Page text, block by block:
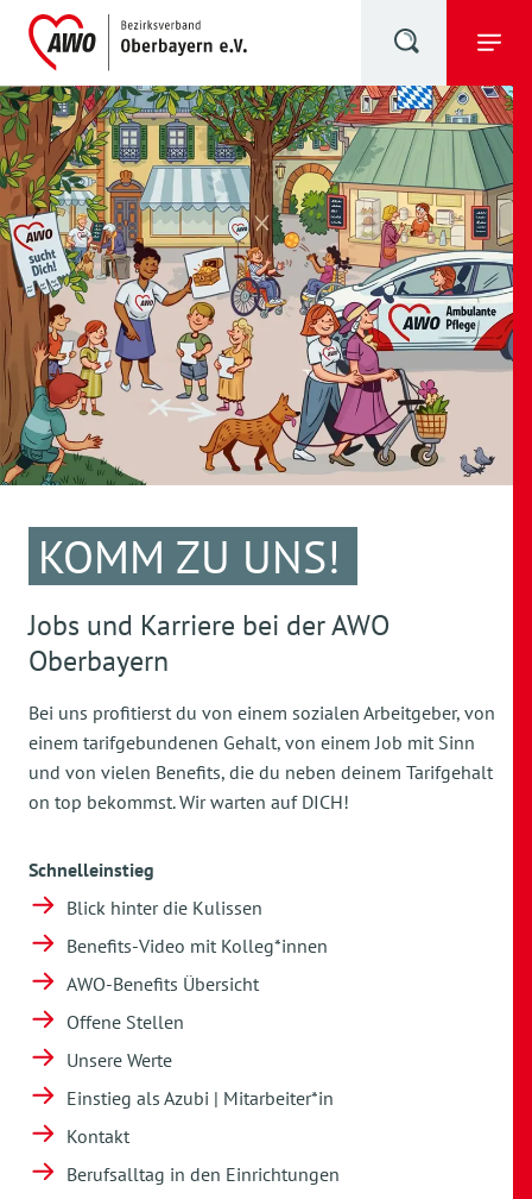
KOMM ZU UNS!
Jobs und Karriere bei der AWO
Oberbayern
Bei uns profitierst du von einem sozialen Arbeitgeber, von
einem tarifgebundenen Gehalt, von einem Job mit Sinn
und von vielen Benefits, die du neben deinem Tarifgehalt
on top bekommst. Wir warten auf DICH!
Schnelleinstieg
Blick hinter die Kulissen
Benefits-Video mit Kolleg*innen
AWO-Benefits Übersicht
Offene Stellen
Unsere Werte
Einstieg als Azubi | Mitarbeiter*in
Kontakt
Berufsalltag in den Einrichtungen